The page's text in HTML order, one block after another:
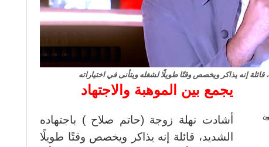
إنه يذاكر ويخصص وقتًا طويلًا لشغله ويتأنى في اختياراته
يجمع بين الموهبة والاجتهاد
أشادت نهلة زوجة (حاتم صلاح ) باجتهاده
الشديد، قائلة إنه يذاكر ويخصص وقتًا طويلًا